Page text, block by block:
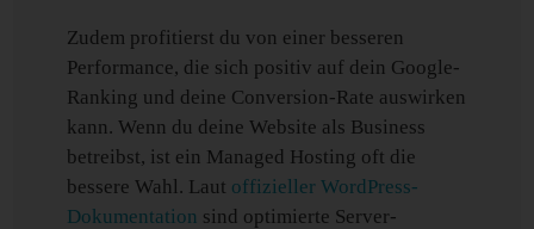
Zudem profitierst du von einer besseren
Performance, die sich positiv auf dein Google-
Ranking und deine Conversion-Rate auswirken
kann. Wenn du deine Website als Business
betreibst, ist ein Managed Hosting oft die
bessere Wahl. Laut offizieller WordPress-
Dokumentation sind optimierte Server-